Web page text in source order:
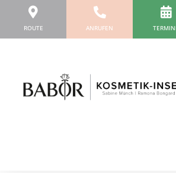
springen
ROUTE ANRUFEN